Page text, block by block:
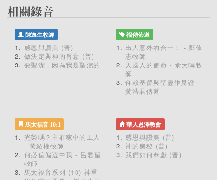
陳逸生牧師
感恩與讚美 (普)
做決定與神的旨意 (普)
要聖潔，因為我是聖潔的
福傳佈道
出人意外的合一！ - 鄺偉
志牧師
天國人的使命 - 俞大鳴牧
師
仰賴基督與聖靈作見證 -
黃浩君傳道
馬太福音 10:1
光榮嗎？主莊稼中的工人
- 黃紹權牧師
何必偏偏選中我 - 呂君望
牧師
馬太福音系列 (10) 神重
華人恩澤教會
感恩與讚美 (普)
神的奧秘 (普)
我們如何奉獻 (普)